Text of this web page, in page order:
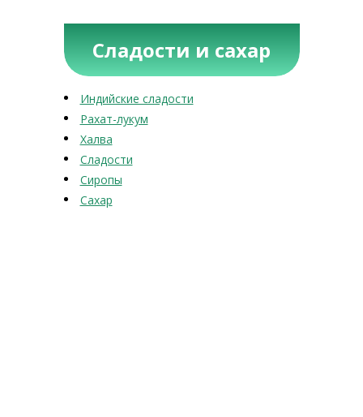
Сладости и сахар
Индийские сладости
Рахат-лукум
Халва
Сладости
Сиропы
Сахар